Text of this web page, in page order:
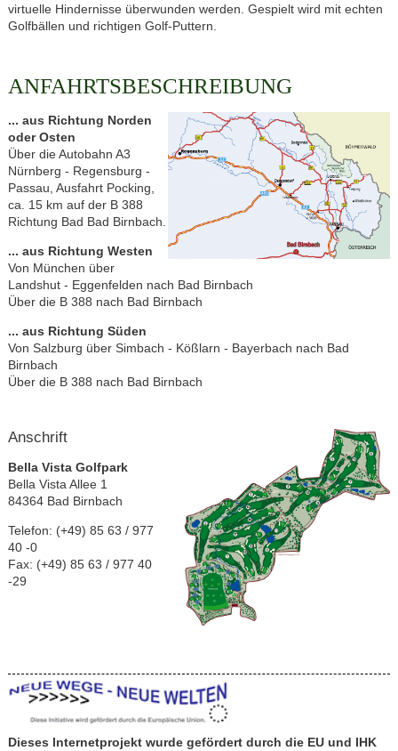
virtuelle Hindernisse überwunden werden. Gespielt wird mit echten
Golfbällen und richtigen Golf-Puttern.
ANFAHRTSBESCHREIBUNG
... aus Richtung Norden
oder Osten
Über die Autobahn A3
Nürnberg - Regensburg -
Passau, Ausfahrt Pocking,
ca. 15 km auf der B 388
Richtung Bad Bad Birnbach.
... aus Richtung Westen
Von München über
Landshut - Eggenfelden nach Bad Birnbach
Über die B 388 nach Bad Birnbach
... aus Richtung Süden
Von Salzburg über Simbach - Kößlarn - Bayerbach nach Bad
Birnbach
Über die B 388 nach Bad Birnbach
Anschrift
Bella Vista Golfpark
Bella Vista Allee 1
84364 Bad Birnbach
Telefon: (+49) 85 63 / 977
40 -0
Fax: (+49) 85 63 / 977 40
-29
Dieses Internetprojekt wurde gefördert durch die EU und IHK